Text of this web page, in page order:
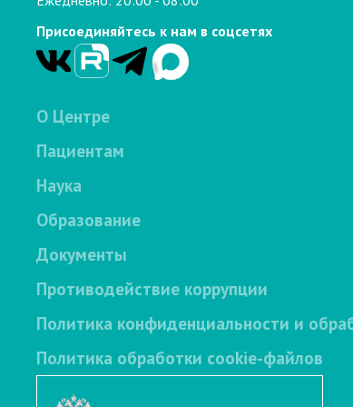
Присоединяйтесь к нам в соцсетях
О Центре
Пациентам
Наука
Образование
Документы
Противодействие коррупции
Политика конфиденциальности и
Политика обработки cookie-файлов